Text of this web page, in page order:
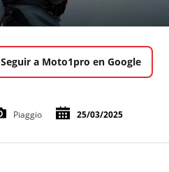
Seguir a Moto1pro en Google
Piaggio 25/03/2025